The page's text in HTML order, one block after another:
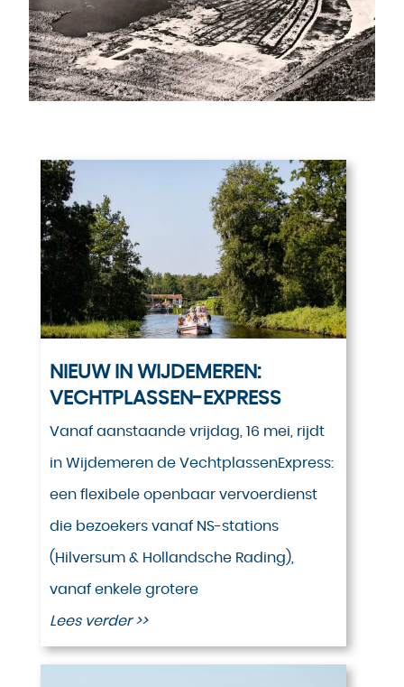
NIEUW IN WIJDEMEREN:
VECHTPLASSEN-EXPRESS
Vanaf aanstaande vrijdag, 16 mei, rijdt
in Wijdemeren de VechtplassenExpress:
een flexibele openbaar vervoerdienst
die bezoekers vanaf NS-stations
(Hilversum & Hollandsche Rading),
vanaf enkele grotere
Lees verder >>